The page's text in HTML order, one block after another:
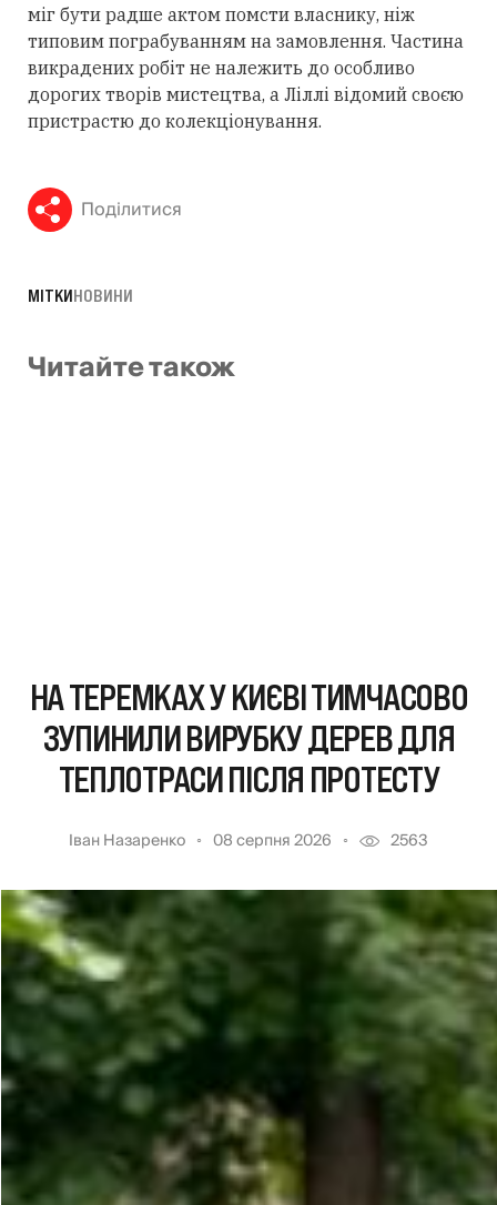
міг бути радше актом помсти власнику, ніж
типовим пограбуванням на замовлення. Частина
викрадених робіт не належить до особливо
дорогих творів мистецтва, а Ліллі відомий своєю
пристрастю до колекціонування.
Поділитися
МІТКИНОВИНИ
Читайте також
НА ТЕРЕМКАХ У КИЄВІ ТИМЧАСОВО
ЗУПИНИЛИ ВИРУБКУ ДЕРЕВ ДЛЯ
ТЕПЛОТРАСИ ПІСЛЯ ПРОТЕСТУ
Іван Назаренко 08 серпня 2026 2563